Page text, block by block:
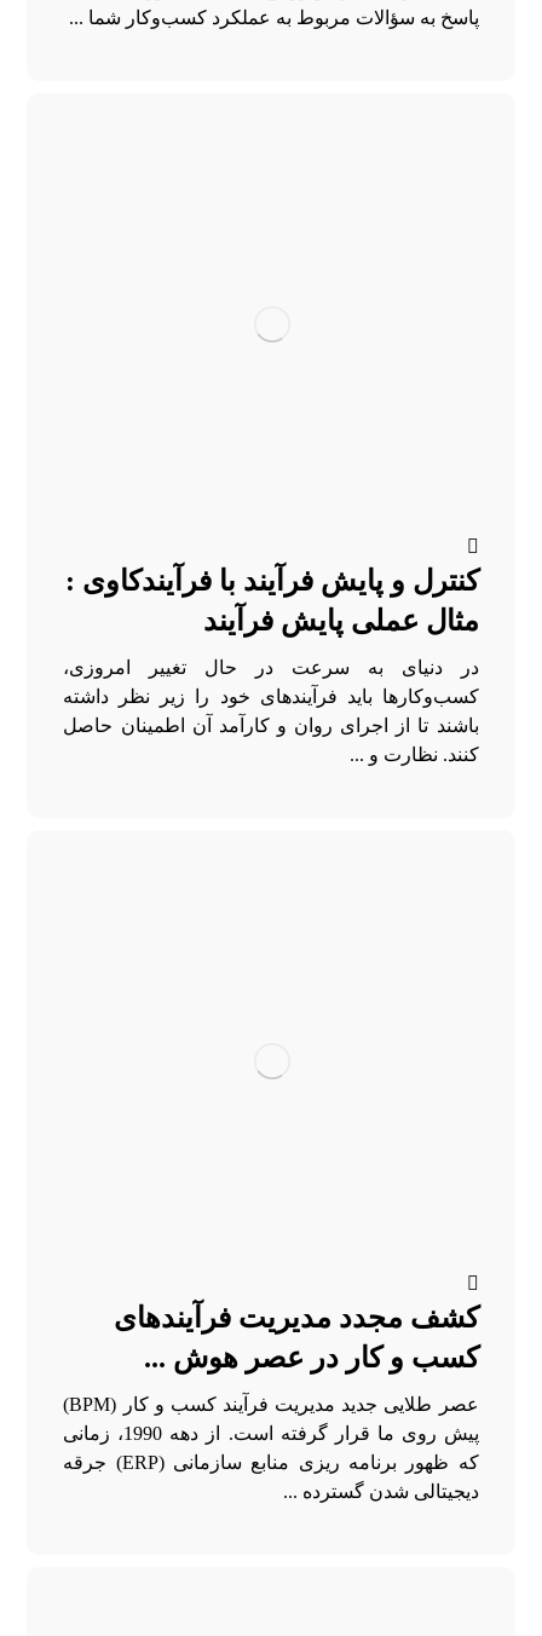
پاسخ به سؤالات مربوط به عملکرد کسب‌وکار شما ...
کنترل و پایش فرآیند با فرآیندکاوی :
مثال عملی پایش فرآیند
در دنیای به سرعت در حال تغییر امروزی،
کسب‌وکارها باید فرآیندهای خود را زیر نظر داشته
باشند تا از اجرای روان و کارآمد آن اطمینان حاصل
کنند. نظارت و ...
کشف مجدد مدیریت فرآیندهای
کسب و کار در عصر هوش ...
عصر طلایی جدید مدیریت فرآیند کسب و کار (BPM)
پیش روی ما قرار گرفته است. از دهه 1990، زمانی
که ظهور برنامه ریزی منابع سازمانی (ERP) جرقه
دیجیتالی شدن گسترده ...